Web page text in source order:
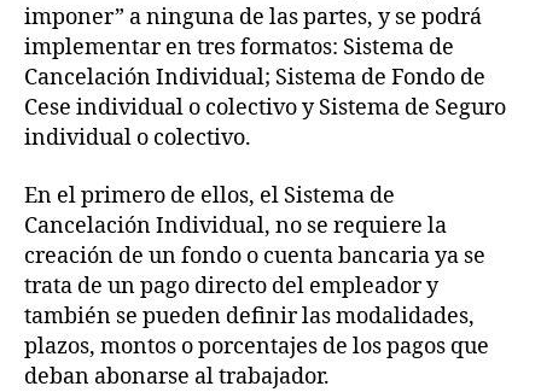
imponer” a ninguna de las partes, y se podrá
implementar en tres formatos: Sistema de
Cancelación Individual; Sistema de Fondo de
Cese individual o colectivo y Sistema de Seguro
individual o colectivo.
En el primero de ellos, el Sistema de
Cancelación Individual, no se requiere la
creación de un fondo o cuenta bancaria ya se
trata de un pago directo del empleador y
también se pueden definir las modalidades,
plazos, montos o porcentajes de los pagos que
deban abonarse al trabajador.